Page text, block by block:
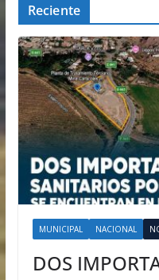
Reciente
MUNICIPAL NACIONAL
DOS